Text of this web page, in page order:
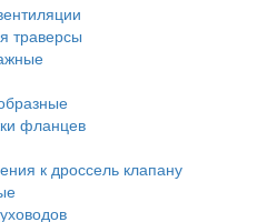
траверсы
фланцев
к дроссель клапану